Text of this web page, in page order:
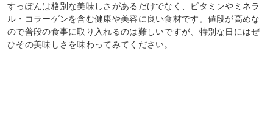
すっぽんは格別な美味しさがあるだけでなく、ビタミンやミネラ
ル・コラーゲンを含む健康や美容に良い食材です。値段が高めな
ので普段の食事に取り入れるのは難しいですが、特別な日にはぜ
ひその美味しさを味わってみてください。